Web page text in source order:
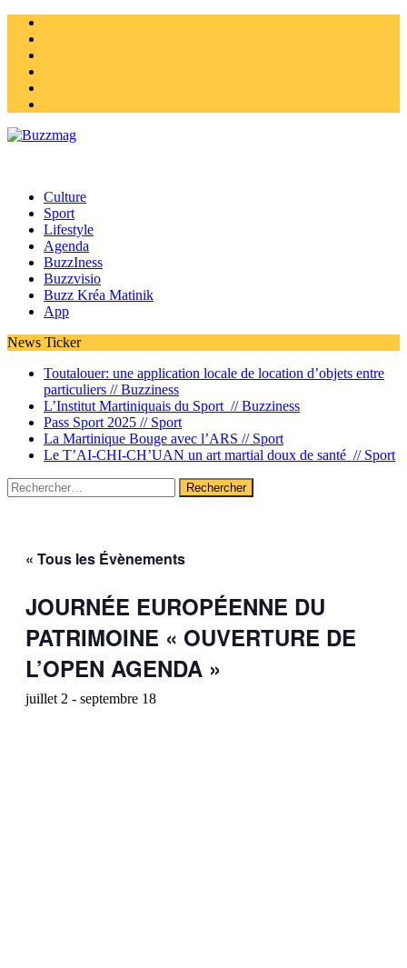
Culture
Sport
Lifestyle
Agenda
BuzzIness
Buzzvisio
Buzz Kréa Matinik
App
News Ticker
Toutalouer: une application locale de location d’objets entre
particuliers //Buzziness
L’Institut Martiniquais du Sport //Buzziness
Pass Sport 2025 // Sport
La Martinique Bouge avec l’ARS // Sport
Le T’AI-CHI-CH’UAN un art martial doux de santé // Sport
Rechercher :
« Tous les Évènements
JOURNÉE EUROPÉENNE DU
PATRIMOINE « OUVERTURE DE
L’OPEN AGENDA »
juillet 2 - septembre 18